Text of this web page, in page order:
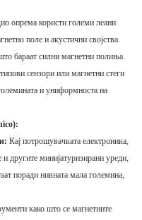
опрема користи големи леани
поле и акустични својства.
бараат силни магнетни полиња
сензори или магнетни стеги
и униформноста на
Кај потрошувачката електроника,
другите минијатуризирани уреди,
поради нивната мала големина,
како што се магнетните